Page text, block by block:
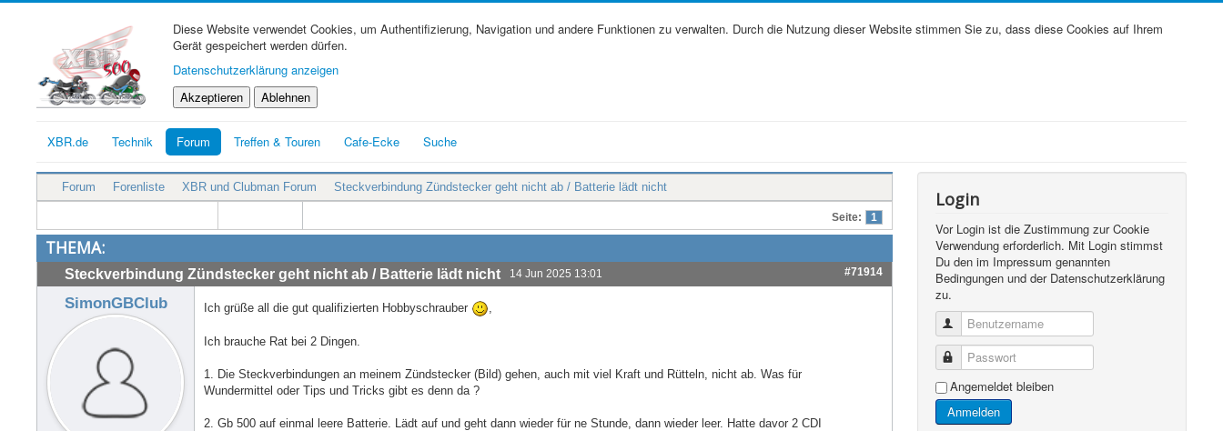
Diese Website verwendet Cookies, um Authentifizierung, Navigation und andere Funktionen zu verwalten. Durch die Nutzung dieser Website stimmen Sie zu, dass diese Cookies auf Ihrem
Gerät gespeichert werden dürfen.
Datenschutzerklärung anzeigen
Akzeptieren
Ablehnen
XBR.de Technik Forum Treffen & Touren Cafe-Ecke Suche
Forum Forenliste XBR und Clubman Forum Steckverbindung Zündstecker geht nicht ab / Batterie lädt nicht
Seite: 1
THEMA:
Steckverbindung Zündstecker geht nicht ab / Batterie lädt nicht 14 Jun 2025 13:01 #71914
SimonGBClub Ich grüße all die gut qualifizierten Hobbyschrauber
Ich brauche Rat bei 2 Dingen.
1. Die Steckverbindungen an meinem Zündstecker (Bild) gehen, auch mit viel Kraft und Rütteln, nicht ab. Was für
Wundermittel oder Tips und Tricks gibt es denn da ?
2. Gb 500 auf einmal leere Batterie. Lädt auf und geht dann wieder für ne Stunde, dann wieder leer. Hatte davor 2 CDI
Login
Vor Login ist die Zustimmung zur Cookie
Verwendung erforderlich. Mit Login stimmst
Du den im Impressum genannten
Bedingungen und der Datenschutzerklärung
zu.
Benutzername
Passwort
Angemeldet bleiben
Anmelden